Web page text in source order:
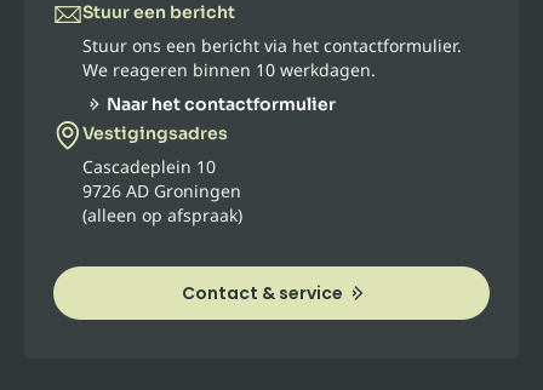
Stuur een bericht
Stuur ons een bericht via het contactformulier.
We reageren binnen 10 werkdagen.
Naar het contactformulier
Vestigingsadres
Cascadeplein 10
9726 AD Groningen
(alleen op afspraak)
Contact & service